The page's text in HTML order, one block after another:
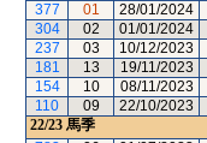
377
01 28/01/2024
304
02 01/01/2024
237
03 10/12/2023
181
13 19/11/2023
154
10 08/11/2023
110
09 22/10/2023
22/23 馬季